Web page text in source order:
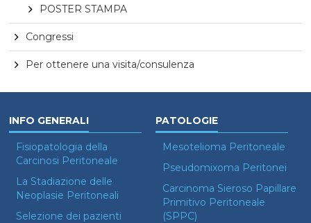
POSTER STAMPA
Congressi
Per ottenere una visita/consulenza
INFO GENERALI
Fisiopatologia della
Carcinosi Peritoneale
La Stadiazione delle
Neoplasie Peritoneali
Selezione dei pazienti
PATOLOGIE
Mesotelioma Peritoneale
Pseudomixoma Peritonei
Carcinoma Sieroso Papillare
Primitivo Peritoneale
(SPPC)